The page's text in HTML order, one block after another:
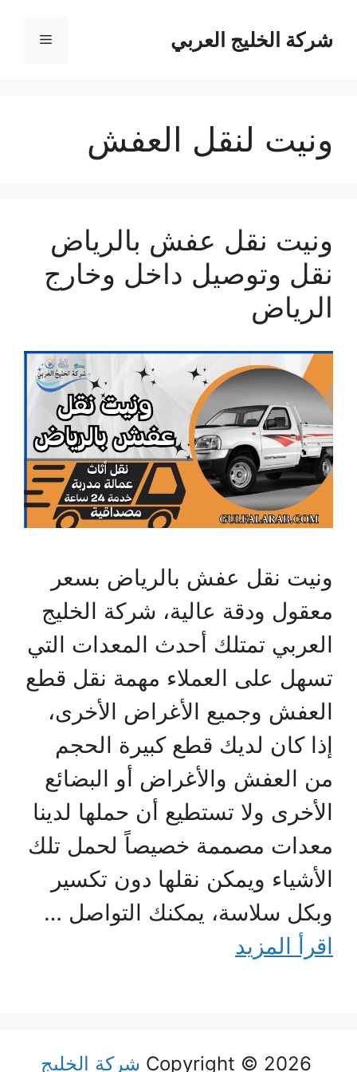
المحتوىشركة الخليج العربي القائمة
ونيت لنقل العفش
ونيت نقل عفش بالرياض
نقل وتوصيل داخل وخارج
الرياض
ونيت نقل عفش بالرياض بسعر
معقول ودقة عالية، شركة الخليج
العربي تمتلك أحدث المعدات التي
تسهل على العملاء مهمة نقل قطع
العفش وجميع الأغراض الأخرى،
إذا كان لديك قطع كبيرة الحجم
من العفش والأغراض أو البضائع
الأخرى ولا تستطيع أن حملها لدينا
معدات مصممة خصيصاً لحمل تلك
الأشياء ويمكن نقلها دون تكسير
وبكل سلاسة، يمكنك التواصل …
اقرأ المزيد
شركة الخليج